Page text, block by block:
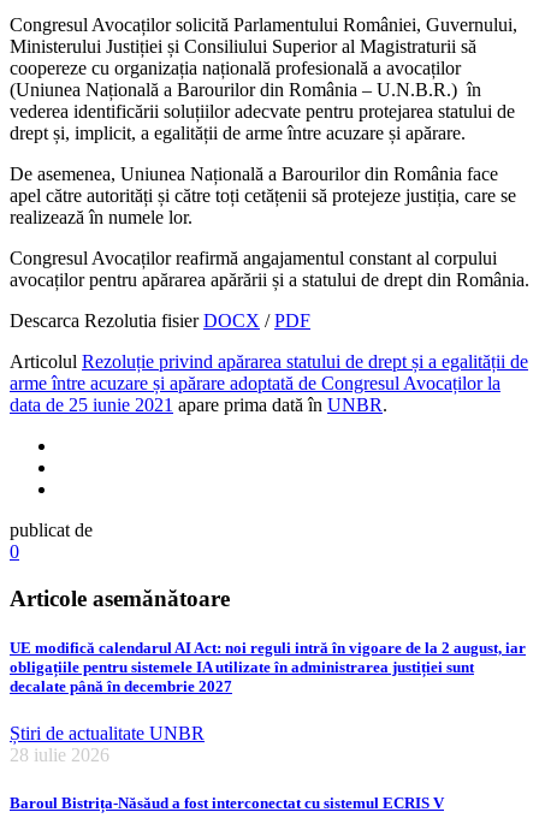
Congresul Avocaților solicită Parlamentului României, Guvernului,
Ministerului Justiției și Consiliului Superior al Magistraturii să
coopereze cu organizația națională profesională a avocaților
(Uniunea Națională a Barourilor din România – U.N.B.R.) în
vederea identificării soluțiilor adecvate pentru protejarea statului de
drept și, implicit, a egalității de arme între acuzare și apărare.
De asemenea, Uniunea Națională a Barourilor din România face
apel către autorități și către toți cetățenii să protejeze justiția, care se
realizează în numele lor.
Congresul Avocaților reafirmă angajamentul constant al corpului
avocaților pentru apărarea apărării și a statului de drept din România.
Descarca Rezolutia fisierDOCX /PDF
Articolul Rezoluție privind apărarea statului de drept și a egalității de
arme între acuzare și apărare adoptată de Congresul Avocaților la
data de 25 iunie 2021 apare prima dată în UNBR.
publicat de
0
Articole asemănătoare
UE modifică calendarul AI Act: noi reguli intră în vigoare de la 2 august, iar
obligațiile pentru sistemele IA utilizate în administrarea justiției sunt
decalate până în decembrie 2027
Știri de actualitate UNBR
28 iulie 2026
Baroul Bistrița-Năsăud a fost interconectat cu sistemul ECRIS V